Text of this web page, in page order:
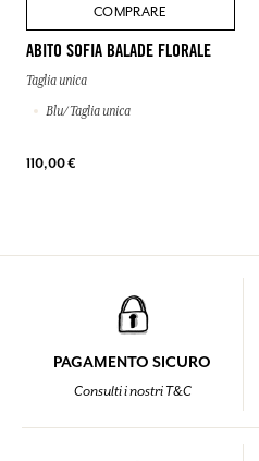
COMPRARE
ABITO SOFIA BALADE FLORALE
Taglia unica
Blu/ Taglia unica
110,00 €
PAGAMENTO SICURO
Consulti i nostri T&C